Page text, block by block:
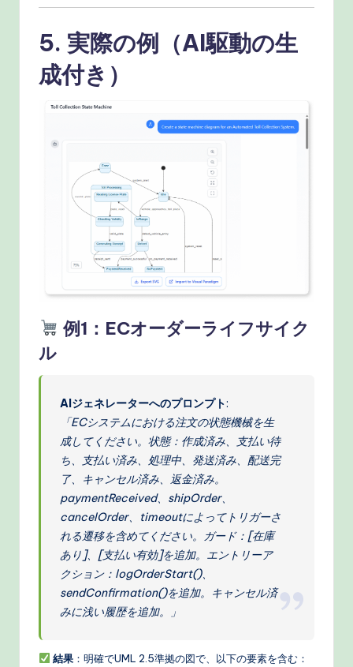
5. 実際の例（AI駆動の生
成付き）
例1：ECオーダーライフサイク
ル
AIジェネレーターへのプロンプト:
「ECシステムにおける注文の状態機械を生
成してください。状態：作成済み、支払い待
ち、支払い済み、処理中、発送済み、配送完
了、キャンセル済み、返金済み。
paymentReceived、shipOrder、
cancelOrder、timeoutによってトリガーさ
れる遷移を含めてください。ガード：[在庫
あり]、[支払い有効]を追加。エントリーア
クション：logOrderStart()、
sendConfirmation()を追加。キャンセル済
みに浅い履歴を追加。」
結果：明確でUML 2.5準拠の図で、以下の要素を含む：